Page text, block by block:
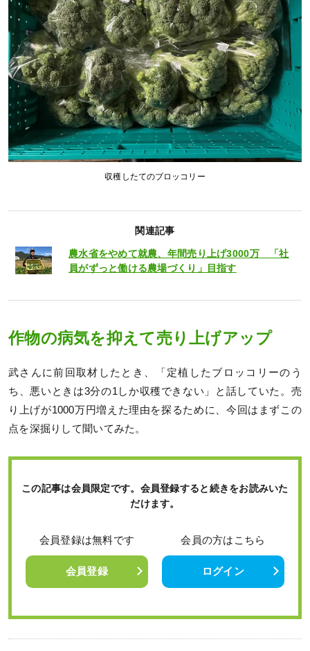
収穫したてのブロッコリー
関連記事
農水省をやめて就農、年間売り上げ3000万 「社
員がずっと働ける農場づくり」目指す
作物の病気を抑えて売り上げアップ
武さんに前回取材したとき、「定植したブロッコリーのう
ち、悪いときは3分の1しか収穫できない」と話していた。売
り上げが1000万円増えた理由を探るために、今回はまずこの
点を深掘りして聞いてみた。
この記事は会員限定です。会員登録すると続きをお読みいた
だけます。
会員登録は無料です
会員登録
会員の方はこちら
ログイン